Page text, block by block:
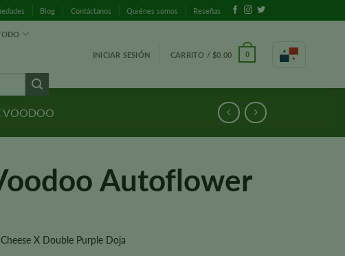
Blog Contáctanos Quiénes somos Reseñas
INICIAR SESIÓN CARRITO / $0.00 0
VOODOO
Autoflower
X Double Purple Doja